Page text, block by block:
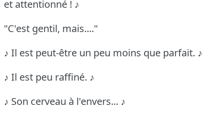
et attentionné ! ♪
"C'est gentil, mais...."
♪ Il est peut-être un peu moins que parfait. ♪
♪ Il est peu raffiné. ♪
♪ Son cerveau à l'envers... ♪